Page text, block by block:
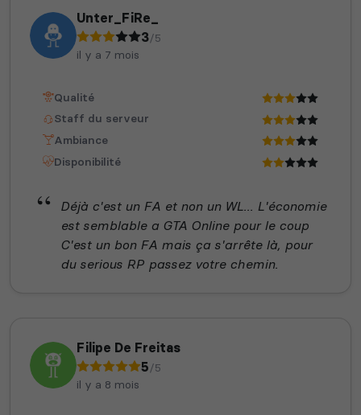
Unter_FiRe_
3/5
il y a 7 mois
Qualité
Staff du serveur
Ambiance
Disponibilité
Déjà c'est un FA et non un WL... L'économie
est semblable a GTA Online pour le coup
C'est un bon FA mais ça s'arrête là, pour
du serious RP passez votre chemin.
Filipe De Freitas
5/5
il y a 8 mois